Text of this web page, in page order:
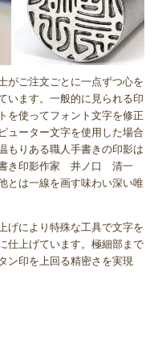
がご注文ごとに一点ずつ心を
います。一般的に見られる印
を使ってフォント文字を修正
ューター文字を使用した場合
もりある職人手書きの印影は
書き印影作家 井ノ口 清一
とは一線を画す味わい深い唯
げにより特殊な工具で文字を
仕上げています。極細部まで
ン印を上回る精密さを実現